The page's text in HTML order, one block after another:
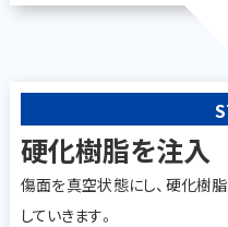
硬化樹脂を注入
傷面を真空状態にし、硬化樹
していきます。